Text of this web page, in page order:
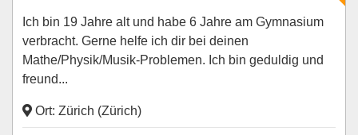
Ich bin 19 Jahre alt und habe 6 Jahre am Gymnasium
verbracht. Gerne helfe ich dir bei deinen
Mathe/Physik/Musik-Problemen. Ich bin geduldig und
freund...
Ort: Zürich (Zürich)